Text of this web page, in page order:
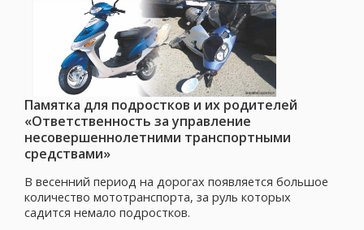
Памятка для подростков и их родителей
«Ответственность за управление
несовершеннолетними транспортными
средствами»
В весенний период на дорогах появляется большое
количество мототранспорта, за руль которых
садится немало подростков.